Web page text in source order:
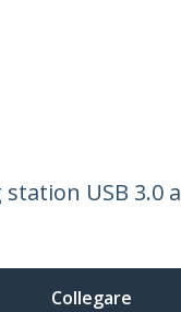
USB 3.0 a
Collegare